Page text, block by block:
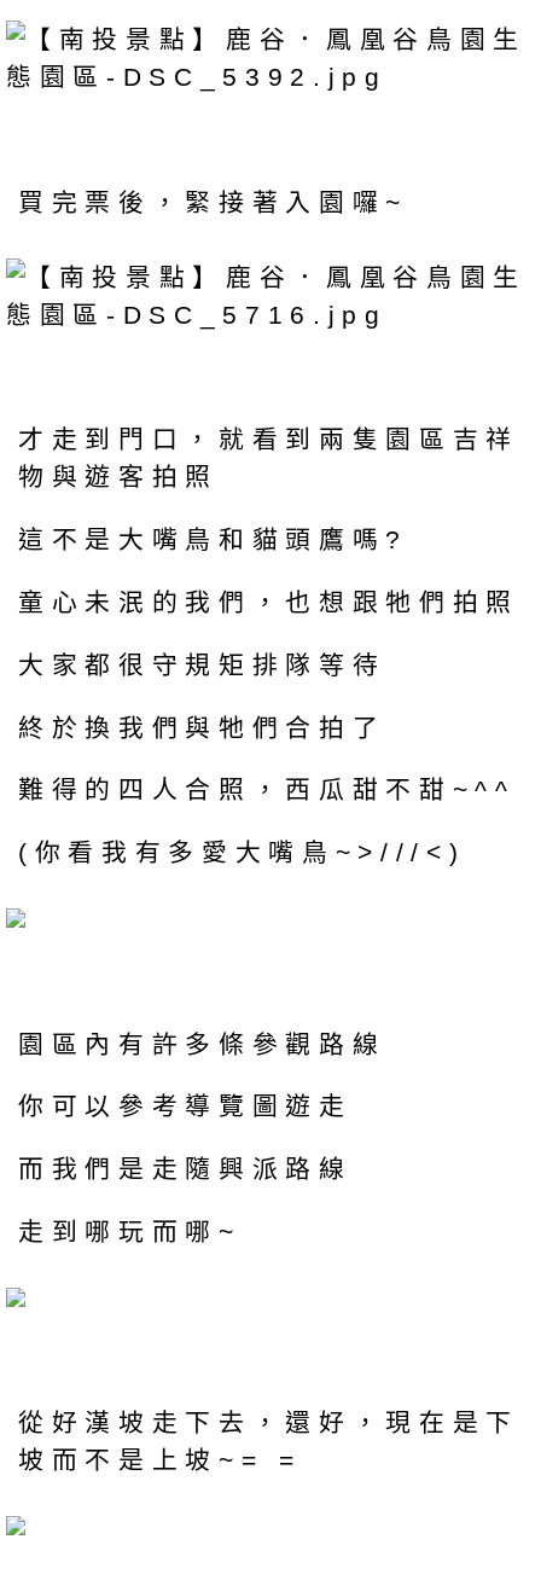
買完票後，緊接著入園囉~
才走到門口，就看到兩隻園區吉祥
物與遊客拍照
這不是大嘴鳥和貓頭鷹嗎?
童心未泯的我們，也想跟牠們拍照
大家都很守規矩排隊等待
終於換我們與牠們合拍了
難得的四人合照，西瓜甜不甜~^^
(你看我有多愛大嘴鳥~>///<)
園區內有許多條參觀路線
你可以參考導覽圖遊走
而我們是走隨興派路線
走到哪玩而哪~
從好漢坡走下去，還好，現在是下
坡而不是上坡~= =